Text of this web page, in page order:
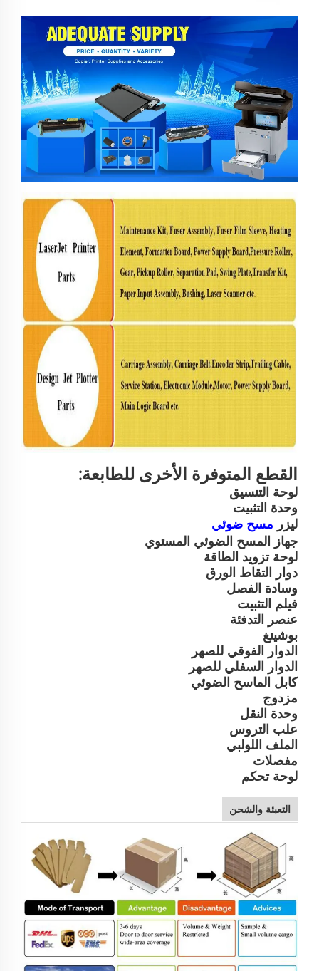
القطع المتوفرة الأخرى للطابعة:
لوحة التنسيق
وحدة التثبيت
ليزر مسح ضوئي
جهاز المسح الضوئي المستوي
لوحة تزويد الطاقة
دوار التقاط الورق
وسادة الفصل
فيلم التثبيت
عنصر التدفئة
بوشينغ
الدوار الفوقي للصهر
الدوار السفلي للصهر
كابل الماسح الضوئي
مزدوج
وحدة النقل
علب التروس
الملف اللولبي
مفصلات
لوحة تحكم
التعبئة والشحن